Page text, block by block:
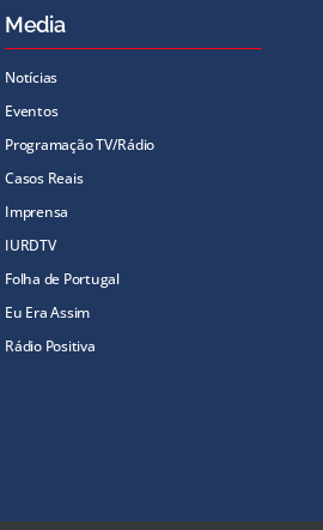
Media
Notícias
Eventos
Programação TV/Rádio
Casos Reais
Imprensa
IURDTV
Folha de Portugal
Eu Era Assim
Rádio Positiva